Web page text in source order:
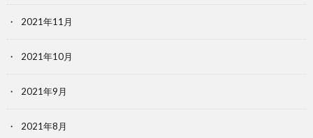
2021年11月
2021年10月
2021年9月
2021年8月